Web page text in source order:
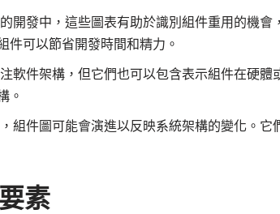
開發中，這些圖表有助於識別組件重用的機會
件可以節省開發時間和精力。
軟件架構，但它們也可以包含表示組件在硬體
。
組件圖可能會演進以反映系統架構的變化。它
素